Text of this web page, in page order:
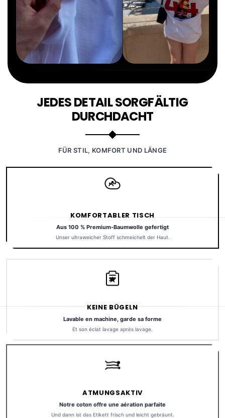
JEDES DETAIL SORGFÄLTIG
DURCHDACHT
FÜR STIL, KOMFORT UND LÄNGE
KOMFORTABLER TISCH
Aus 100 % Premium-Baumwolle gefertigt
Unser ultraweicher Stoff schmeichelt der Haut.
KEINE BÜGELN
Lavable en machine, garde sa forme
ATMUNGSAKTIV
Notre coton offre une aération parfaite